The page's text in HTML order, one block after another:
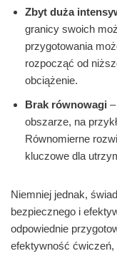
Zbyt duża
granicy swoich
przygotowania
rozpocząć od
obciążenie.
Brak równowagi
obszarze, na
Równomierne
kluczowe dla
Niemniej jednak,
bezpiecznego i
odpowiednie
efektywność ćwiczeń,